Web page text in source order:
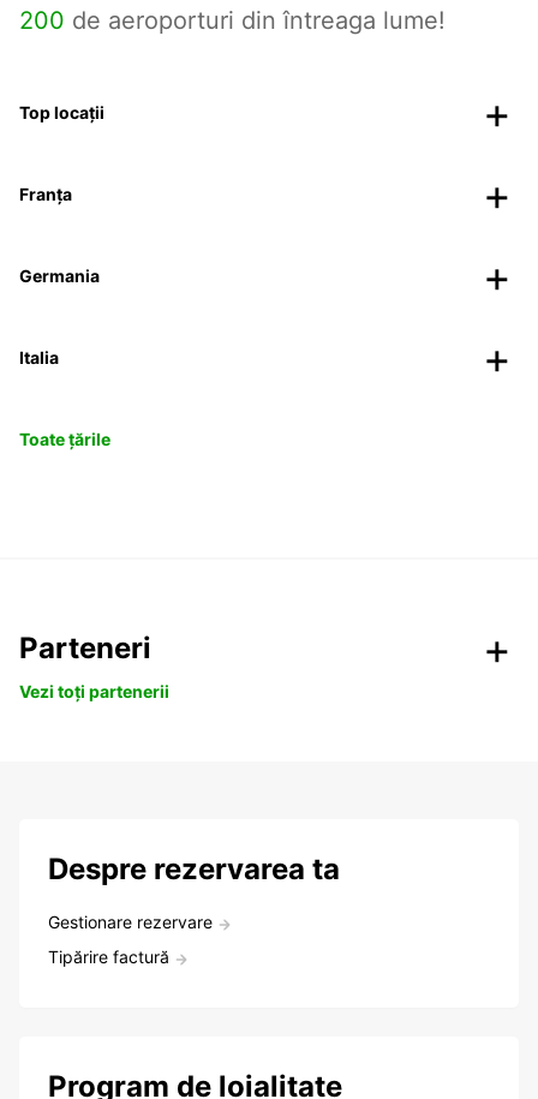
200 de aeroporturi din întreaga lume!
Top locații
Franța
Germania
Italia
Toate țările
Parteneri
Vezi toți partenerii
Despre rezervarea ta
Gestionare rezervare
Tipărire factură
Program de loialitate